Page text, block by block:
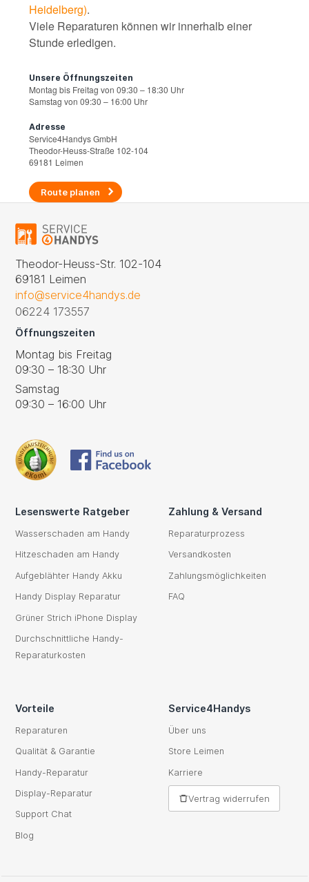
Heidelberg).
Viele Reparaturen können wir innerhalb einer
Stunde erledigen.
Unsere Öffnungszeiten
Montag bis Freitag von 09:30 – 18:30 Uhr
Samstag von 09:30 – 16:00 Uhr
Adresse
Service4Handys GmbH
Theodor-Heuss-Straße 102-104
69181 Leimen
Route planen
Theodor-Heuss-Str. 102-104
69181 Leimen
info@service4handys.de
06224 173557
Öffnungszeiten
Montag bis Freitag
09:30 – 18:30 Uhr
Samstag
09:30 – 16:00 Uhr
Lesenswerte Ratgeber
Wasserschaden am Handy
Hitzeschaden am Handy
Aufgeblähter Handy Akku
Handy Display Reparatur
Grüner Strich iPhone Display
Durchschnittliche Handy-
Reparaturkosten
Zahlung & Versand
Reparaturprozess
Versandkosten
Zahlungsmöglichkeiten
FAQ
Vorteile
Reparaturen
Qualität & Garantie
Handy-Reparatur
Display-Reparatur
Support Chat
Blog
Service4Handys
Über uns
Store Leimen
Karriere
Vertrag widerrufen